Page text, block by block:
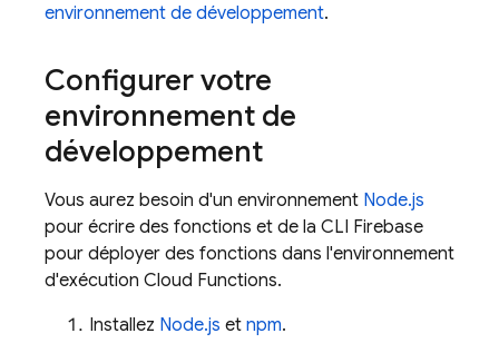
environnement de développement.
Configurer votre
environnement de
développement
Vous aurez besoin d'un environnement Node.js
pour écrire des fonctions et de la CLI Firebase
pour déployer des fonctions dans l'environnement
d'exécution Cloud Functions.
Installez Node.js et npm.